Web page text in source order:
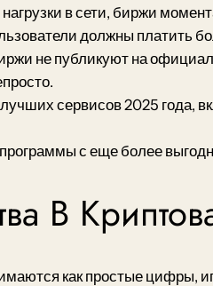
в сети, биржи
должны платить
не публикуют на
сервисов 2025
с еще более
В
как простые цифры,